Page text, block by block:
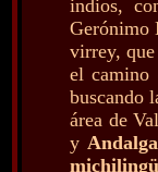
indios,
Gerónimo
virrey,
el
buscando
área de
y